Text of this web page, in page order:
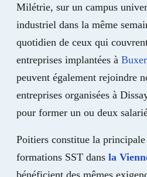
Milétrie, sur un campus
industriel dans la même
quotidien de ceux qui
entreprises implantées à
peuvent également rejoindre
entreprises organisées à
pour former un ou deux
Poitiers constitue la principale
formations SST dans la
bénéficient des mêmes